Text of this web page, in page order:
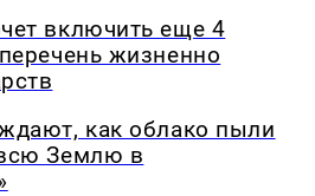
включить еще 4
жизненно
как облако пыли
Землю в